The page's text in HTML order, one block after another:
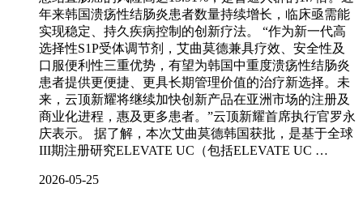
年来韩国溃疡性结肠炎患者数量持续增长，临床亟需能
实现稳定、持久疾病控制的创新疗法。 “作为新一代高
选择性S1P受体调节剂，艾曲莫德兼具疗效、安全性及
口服便利性三重优势，有望为韩国中重度溃疡性结肠炎
患者提供更便捷、更具长期管理价值的治疗新选择。未
来，云顶新耀将继续加快创新产品在亚洲市场的注册及
商业化进程，惠及更多患者。”云顶新耀首席执行官罗永
庆表示。 据了解，本次艾曲莫德韩国获批，是基于全球
III期注册研究ELEVATE UC（包括ELEVATE UC …
2026-05-25